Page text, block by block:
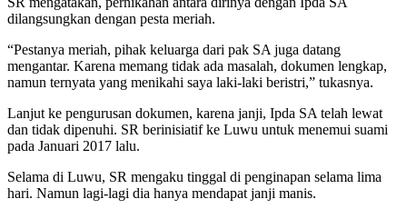
dilangsungkan dengan pesta meriah.
“Pestanya meriah, pihak keluarga dari pak SA juga datang
mengantar. Karena memang tidak ada masalah, dokumen lengkap,
namun ternyata yang menikahi saya laki-laki beristri,” tukasnya.
Lanjut ke pengurusan dokumen, karena janji, Ipda SA telah lewat
dan tidak dipenuhi. SR berinisiatif ke Luwu untuk menemui suami
pada Januari 2017 lalu.
Selama di Luwu, SR mengaku tinggal di penginapan selama lima
hari. Namun lagi-lagi dia hanya mendapat janji manis.